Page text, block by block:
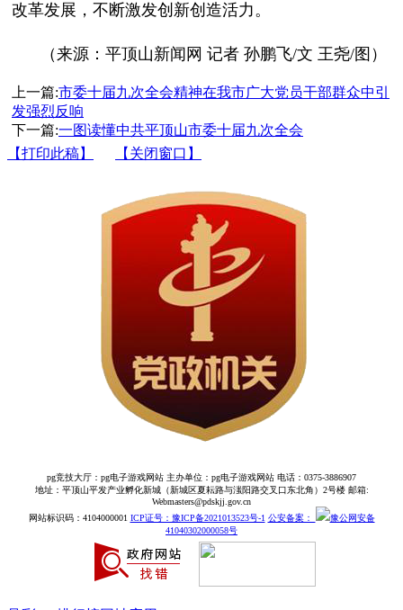
改革发展，不断激发创新创造活力。
（来源：平顶山新闻网 记者 孙鹏飞/文 王尧/图）
上一篇:市委十届九次全会精神在我市广大党员干部群众中引
发强烈反响
下一篇:一图读懂中共平顶山市委十届九次全会
【打印此稿】
【关闭窗口】
pg竞技大厅：pg电子游戏网站 主办单位：pg电子游戏网站 电话：0375-3886907
地址：平顶山平发产业孵化新城（新城区夏耘路与滍阳路交叉口东北角）2号楼 邮箱:
Webmasters@pdskjj.gov.cn
网站标识码：4104000001 ICP证号：豫ICP备2021013523号-1 公安备案：
豫公网安备
41040302000058号